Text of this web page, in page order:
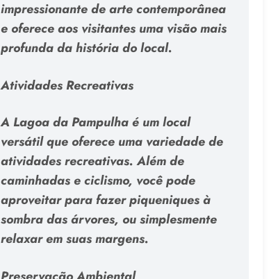
impressionante de arte contemporânea
e oferece aos visitantes uma visão mais
profunda da história do local.
Atividades Recreativas
A Lagoa da Pampulha é um local
versátil que oferece uma variedade de
atividades recreativas. Além de
caminhadas e ciclismo, você pode
aproveitar para fazer piqueniques à
sombra das árvores, ou simplesmente
relaxar em suas margens.